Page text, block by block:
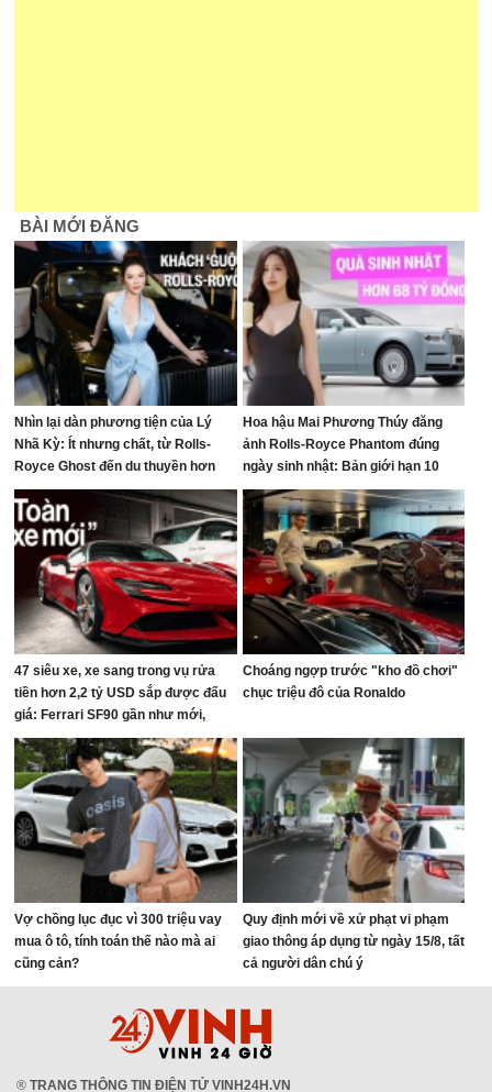
BÀI MỚI ĐĂNG
Nhìn lại dàn phương tiện của Lý
Nhã Kỳ: Ít nhưng chất, từ Rolls-
Royce Ghost đến du thuyền hơn
100 tỷ đồng
Hoa hậu Mai Phương Thúy đăng
ảnh Rolls-Royce Phantom đúng
ngày sinh nhật: Bản giới hạn 10
chiếc toàn cầu, giá quy đổi gần 68
tỷ đồng
47 siêu xe, xe sang trong vụ rửa
tiền hơn 2,2 tỷ USD sắp được đấu
giá: Ferrari SF90 gần như mới,
Rolls-Royce xếp hàng dài
Choáng ngợp trước "kho đồ chơi"
chục triệu đô của Ronaldo
Vợ chồng lục đục vì 300 triệu vay
mua ô tô, tính toán thế nào mà ai
cũng cản?
Quy định mới về xử phạt vi phạm
giao thông áp dụng từ ngày 15/8, tất
cả người dân chú ý
® TRANG THÔNG TIN ĐIỆN TỬ VINH24H.VN